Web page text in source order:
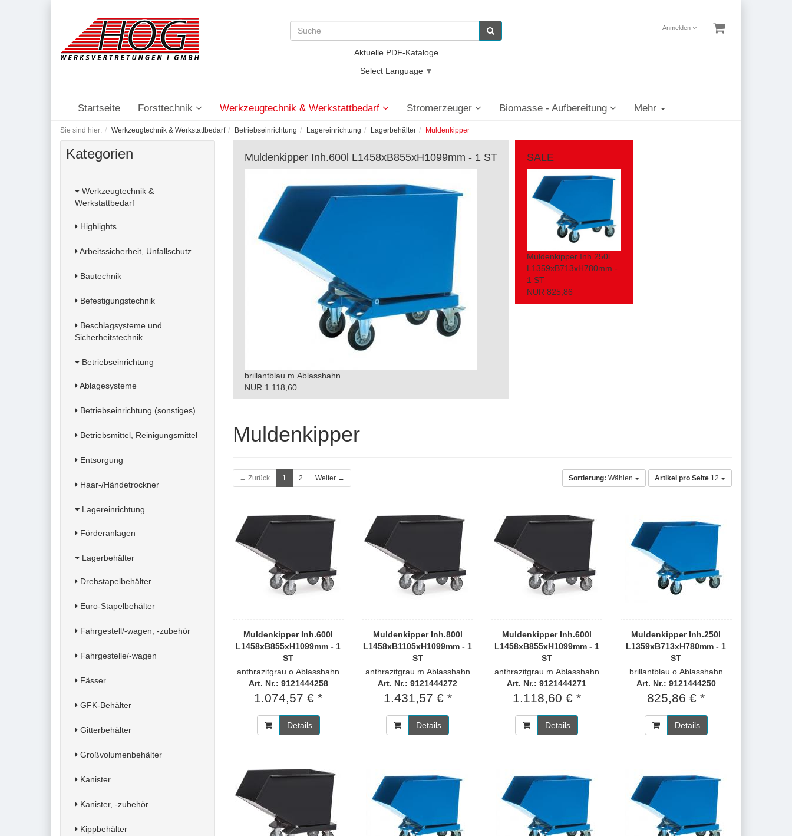
Anmelden
Aktuelle PDF-Kataloge
Select Language ▼
Startseite Forsttechnik Werkzeugtechnik & Werkstattbedarf Stromerzeuger Biomasse - Aufbereitung Mehr
Sie sind hier: Werkzeugtechnik & Werkstattbedarf Betriebseinrichtung Lagereinrichtung Lagerbehälter Muldenkipper
Kategorien
Werkzeugtechnik &
Werkstattbedarf
Highlights
Arbeitssicherheit, Unfallschutz
Bautechnik
Befestigungstechnik
Beschlagsysteme und
Sicherheitstechnik
Betriebseinrichtung
Ablagesysteme
Betriebseinrichtung (sonstiges)
Betriebsmittel, Reinigungsmittel
Entsorgung
Haar-/Händetrockner
Lagereinrichtung
Förderanlagen
Lagerbehälter
Drehstapelbehälter
Euro-Stapelbehälter
Fahrgestell/-wagen, -zubehör
Fahrgestelle/-wagen
Fässer
GFK-Behälter
Gitterbehälter
Großvolumenbehälter
Kanister
Kanister, -zubehör
Kippbehälter
Muldenkipper Inh.600l L1458xB855xH1099mm - 1 ST
brillantblau m.Ablasshahn
NUR 1.118,60
SALE
Muldenkipper Inh.250l
L1359xB713xH780mm -
1 ST
NUR 825,86
Muldenkipper
← Zurück 1 2 Weiter → Sortierung: Wählen Artikel pro Seite 12
Muldenkipper Inh.600l
L1458xB855xH1099mm - 1
ST
anthrazitgrau o.Ablasshahn
Art. Nr.: 9121444258
1.074,57 € *
Details
Muldenkipper Inh.800l
L1458xB1105xH1099mm - 1
ST
anthrazitgrau m.Ablasshahn
Art. Nr.: 9121444272
1.431,57 € *
Details
Muldenkipper Inh.600l
L1458xB855xH1099mm - 1
ST
anthrazitgrau m.Ablasshahn
Art. Nr.: 9121444271
1.118,60 € *
Details
Muldenkipper Inh.250l
L1359xB713xH780mm - 1
ST
brillantblau o.Ablasshahn
Art. Nr.: 9121444250
825,86 € *
Details